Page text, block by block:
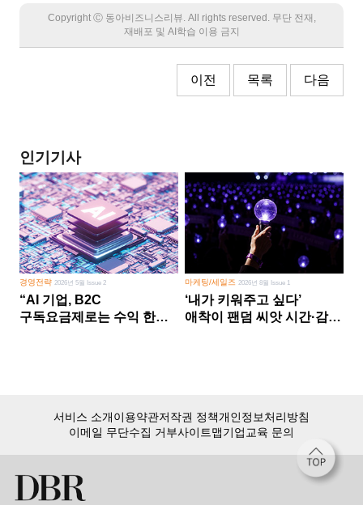
Copyright Ⓒ 동아비즈니스리뷰. All rights reserved. 무단 전재,
재배포 및 AI학습 이용 금지
이전 목록 다음
인기기사
경영전략 2026년 5월 Issue 2
“AI 기업, B2C
구독요금제로는 수익 한계
마케팅/세일즈 2026년 8월 Issue 1
‘내가 키워주고 싶다’
애착이 팬덤 씨앗 시간·감정
서비스 소개이용약관저작권 정책개인정보처리방침
이메일 무단수집 거부사이트맵기업교육 문의